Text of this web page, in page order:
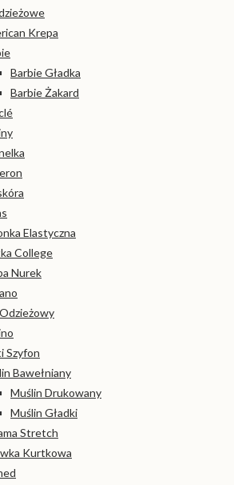
Krepa
Barbie Gładka
Barbie Żakard
Elastyczna
College
Nurek
Szyfon
Bawełniany
Muślin Drukowany
Muślin Gładki
Stretch
Kurtkowa